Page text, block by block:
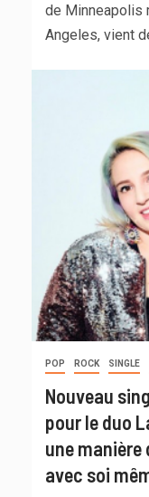
de Minneapolis
Angeles, vient
POP ROCK SINGLE
Nouveau
pour le duo
une manière
avec soi